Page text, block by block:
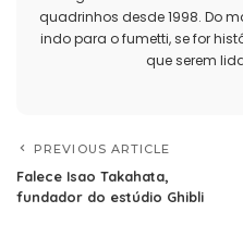
quadrinhos desde 1998. Do
indo para o fumetti, se for
que serem
PREVIOUS ARTICLE
Falece Isao Takahata,
fundador do estúdio Ghibli